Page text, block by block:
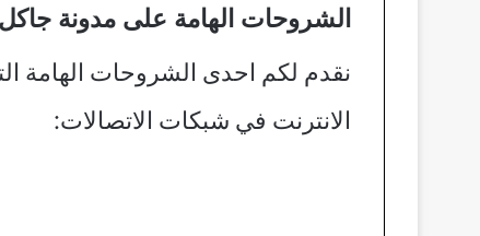
الشروحات الهامة على مدونة جاكل
نقدم لكم احدى الشروحات الهامة
الانترنت في شبكات الاتصالات: